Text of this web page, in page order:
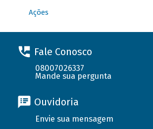
Ações
Fale Conosco
08007026337
Mande sua pergunta
Ouvidoria
Envie sua mensagem